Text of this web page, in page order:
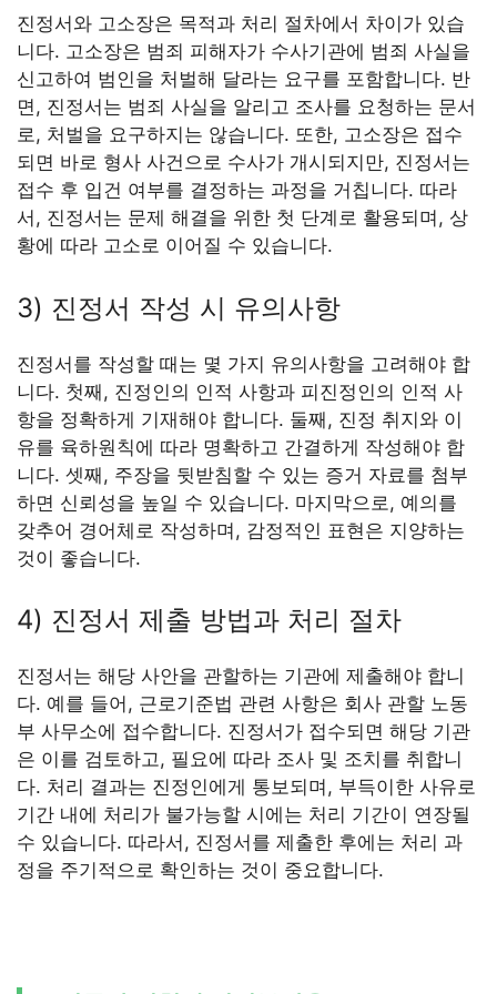
진정서와 고소장은 목적과 처리 절차에서 차이가 있습
니다. 고소장은 범죄 피해자가 수사기관에 범죄 사실을
신고하여 범인을 처벌해 달라는 요구를 포함합니다. 반
면, 진정서는 범죄 사실을 알리고 조사를 요청하는 문서
로, 처벌을 요구하지는 않습니다. 또한, 고소장은 접수
되면 바로 형사 사건으로 수사가 개시되지만, 진정서는
접수 후 입건 여부를 결정하는 과정을 거칩니다. 따라
서, 진정서는 문제 해결을 위한 첫 단계로 활용되며, 상
황에 따라 고소로 이어질 수 있습니다.
3) 진정서 작성 시 유의사항
진정서를 작성할 때는 몇 가지 유의사항을 고려해야 합
니다. 첫째, 진정인의 인적 사항과 피진정인의 인적 사
항을 정확하게 기재해야 합니다. 둘째, 진정 취지와 이
유를 육하원칙에 따라 명확하고 간결하게 작성해야 합
니다. 셋째, 주장을 뒷받침할 수 있는 증거 자료를 첨부
하면 신뢰성을 높일 수 있습니다. 마지막으로, 예의를
갖추어 경어체로 작성하며, 감정적인 표현은 지양하는
것이 좋습니다.
4) 진정서 제출 방법과 처리 절차
진정서는 해당 사안을 관할하는 기관에 제출해야 합니
다. 예를 들어, 근로기준법 관련 사항은 회사 관할 노동
부 사무소에 접수합니다. 진정서가 접수되면 해당 기관
은 이를 검토하고, 필요에 따라 조사 및 조치를 취합니
다. 처리 결과는 진정인에게 통보되며, 부득이한 사유로
기간 내에 처리가 불가능할 시에는 처리 기간이 연장될
수 있습니다. 따라서, 진정서를 제출한 후에는 처리 과
정을 주기적으로 확인하는 것이 중요합니다.